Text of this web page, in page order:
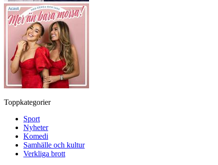
Toppkategorier
Sport
Nyheter
Komedi
Samhälle och kultur
Verkliga brott